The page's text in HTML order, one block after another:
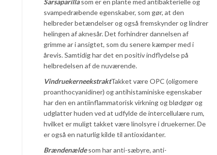
Sarsaparillasom er en plante med antibakterielle og
svampedræbende egenskaber, som gør, at den
helbreder betændelser og også fremskynder og lindrer
helingen af aknesår. Det forhindrer dannelsen af
grimme ar i ansigtet, som du senere kæmper med i
årevis. Samtidig har det en positiv indflydelse på
helbredelsen af de nuværende.
VindruekerneekstraktTakket være OPC (oligomere
proanthocyanidiner) og antihistaminiske egenskaber
har den en antiinflammatorisk virkning og blødgør og
udglatter huden ved at udfylde de intercellulære rum,
hvilket er muligt takket være linolsyre i druekerner. De
er også en naturlig kilde til antioxidanter.
Brændenældesom har anti-sæbyre, anti-